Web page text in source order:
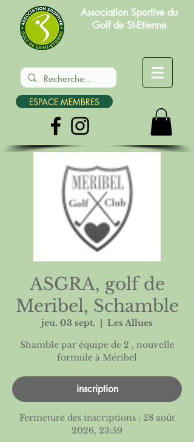
Association Sportive du
Golf de St-Etienne
ESPACE MEMBRES
ASGRA, golf de
Meribel, Schamble
jeu. 03 sept.
Les Allues
Shamble par équipe de 2 , nouvelle
inscription
Fermeture des inscriptions : 28 août
2026, 23:59